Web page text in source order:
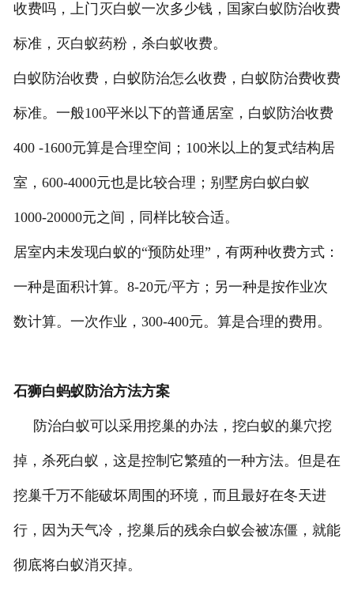
收费吗，上门灭白蚁一次多少钱，国家白蚁防治收费
标准，灭白蚁药粉，杀白蚁收费。
白蚁防治收费，白蚁防治怎么收费，白蚁防治费收费
标准。一般100平米以下的普通居室，白蚁防治收费
400 -1600元算是合理空间；100米以上的复式结构居
室，600-4000元也是比较合理；别墅房白蚁白蚁
1000-20000元之间，同样比较合适。
居室内未发现白蚁的“预防处理”，有两种收费方式：
一种是面积计算。8-20元/平方；另一种是按作业次
数计算。一次作业，300-400元。算是合理的费用。
石狮白蚂蚁防治方法方案
防治白蚁可以采用挖巢的办法，挖白蚁的巢穴挖
掉，杀死白蚁，这是控制它繁殖的一种方法。但是在
挖巢千万不能破坏周围的环境，而且最好在冬天进
行，因为天气冷，挖巢后的残余白蚁会被冻僵，就能
彻底将白蚁消灭掉。